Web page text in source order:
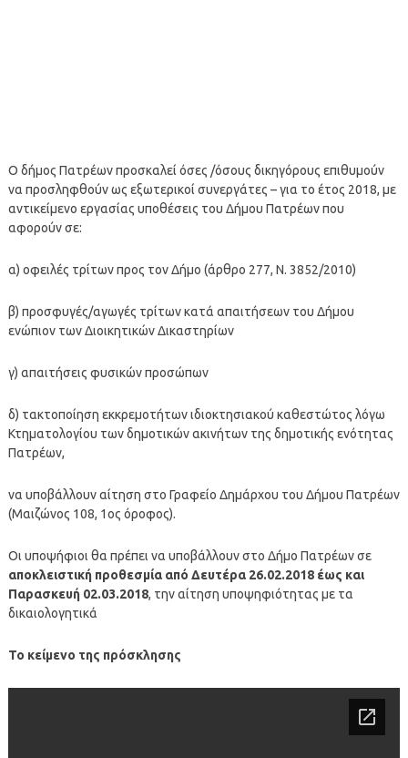
O δήμος Πατρέων προσκαλεί όσες /όσους δικηγόρους επιθυμούν
να προσληφθούν ως εξωτερικοί συνεργάτες – για το έτος 2018, με
αντικείμενο εργασίας υποθέσεις του Δήμου Πατρέων που
αφορούν σε:
α) οφειλές τρίτων προς τον Δήμο (άρθρο 277, Ν. 3852/2010)
β) προσφυγές/αγωγές τρίτων κατά απαιτήσεων του Δήμου
ενώπιον των Διοικητικών Δικαστηρίων
γ) απαιτήσεις φυσικών προσώπων
δ) τακτοποίηση εκκρεμοτήτων ιδιοκτησιακού καθεστώτος λόγω
Κτηματολογίου των δημοτικών ακινήτων της δημοτικής ενότητας
Πατρέων,
να υποβάλλουν αίτηση στο Γραφείο Δημάρχου του Δήμου Πατρέων
(Μαιζώνος 108, 1ος όροφος).
Οι υποψήφιοι θα πρέπει να υποβάλλουν στο Δήμο Πατρέων σε
αποκλειστική προθεσμία από Δευτέρα 26.02.2018 έως και
Παρασκευή 02.03.2018, την αίτηση υποψηφιότητας με τα
δικαιολογητικά
Το κείμενο της πρόσκλησης